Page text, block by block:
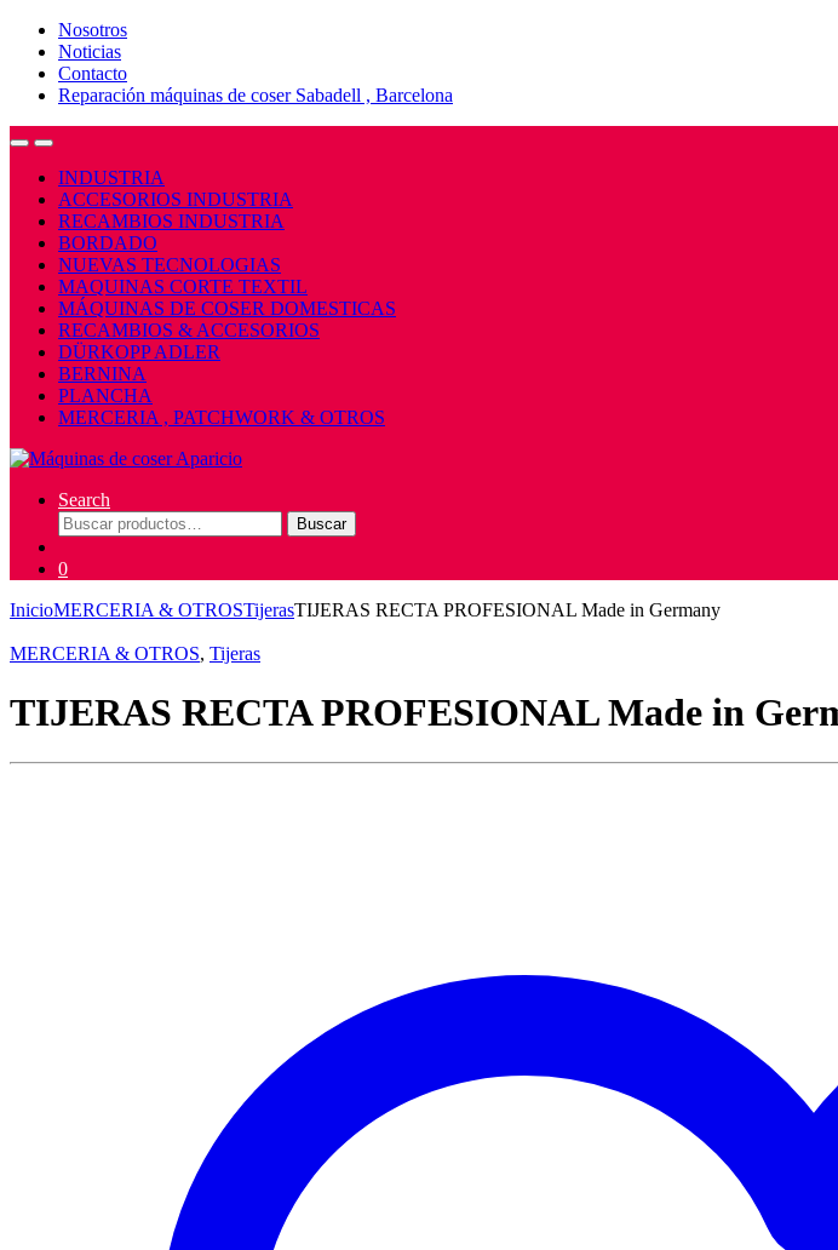
Nosotros
Noticias
Contacto
Reparación máquinas de coser Sabadell , Barcelona
OpenClose
INDUSTRIA
ACCESORIOS INDUSTRIA
RECAMBIOS INDUSTRIA
BORDADO
NUEVAS TECNOLOGIAS
MAQUINAS CORTE TEXTIL
MÁQUINAS DE COSER DOMESTICAS
RECAMBIOS & ACCESORIOS
DÜRKOPP ADLER
BERNINA
PLANCHA
MERCERIA , PATCHWORK & OTROS
Search
Buscar
por:
Buscar
0
InicioMERCERIA & OTROSTijerasTIJERAS RECTA PROFESIONAL Made in Germany
MERCERIA & OTROS, Tijeras
TIJERAS RECTA PROFESIONAL Made in